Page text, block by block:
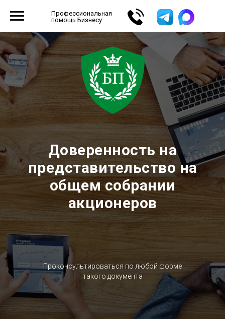
Профессиональная
помощь Бизнесу
Доверенность на
представительство на
общем собрании
акционеров
Проконсультироваться по любой форме
такого документа